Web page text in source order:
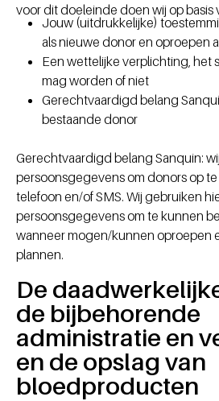
voor dit doeleinde doen wij op basis
Jouw (uitdrukkelijke)
als nieuwe donor en oproepen
Een wettelijke verplichting, het
mag worden of niet
Gerechtvaardigd belang
bestaande donor
Gerechtvaardigd belang Sanquin:
persoonsgegevens om donors op te
telefoon en/of SMS. Wij gebruiken
persoonsgegevens om te kunnen
wanneer mogen/kunnen oproepen
plannen.
De
de bijbehorende
administratie en
en de opslag van
bloedproducten